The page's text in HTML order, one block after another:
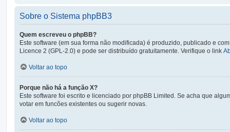
Sobre o Sistema phpBB3
Quem escreveu o phpBB?
Este software (em sua forma não modificada) é produzido, publicado e
Licence 2 (GPL-2.0) e pode ser distribuído gratuitamente. Verifique o link
Voltar ao topo
Porque não há a função X?
Este software foi escrito e licenciado por phpBB Limited. Se acha que
votar em funcões existentes ou sugerir novas.
Voltar ao topo